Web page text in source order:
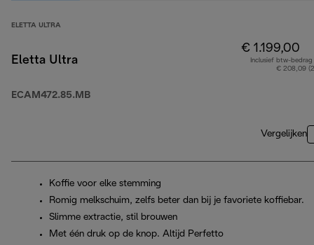
ELETTA ULTRA
Eletta Ultra
ECAM472.85.MB
€ 1.199,00
Inclusief btw-bedrag
€ 208,09
Vergelijken
Koffie voor elke stemming
Romig melkschuim, zelfs beter dan bij je favoriete koffiebar.
Slimme extractie, stil brouwen
Met één druk op de knop. Altijd Perfetto